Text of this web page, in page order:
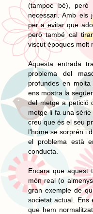
(tampoc bé),
necessari. Amb els
per a evitar que
però també cal
viscut èpoques molt
Aquesta entrada
problema del
profundes en
ens mostra la
del metge a petició
metge li fa una
creu que és el seu
l'home se sorprén i
el problema està
conducta.
Encara que aquest
món real (o
gran exemple de
societat actual. Ens
que hem